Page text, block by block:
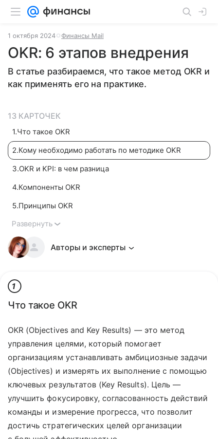
1 октября 2024 Финансы Mail
OKR: 6 этапов внедрения
В статье разбираемся, что такое метод OKR и
как применять его на практике.
13 КАРТОЧЕК
1.Что такое OKR
2.Кому необходимо работать по методике OKR
3.OKR и KPI: в чем разница
4.Компоненты OKR
5.Принципы OKR
Развернуть
Авторы и эксперты
1
Что такое OKR
OKR (Objectives and Key Results) — это метод
управления целями, который помогает
организациям устанавливать амбициозные задачи
(Objectives) и измерять их выполнение с помощью
ключевых результатов (Key Results). Цель —
улучшить фокусировку, согласованность действий
команды и измерение прогресса, что позволит
достичь стратегических целей организации